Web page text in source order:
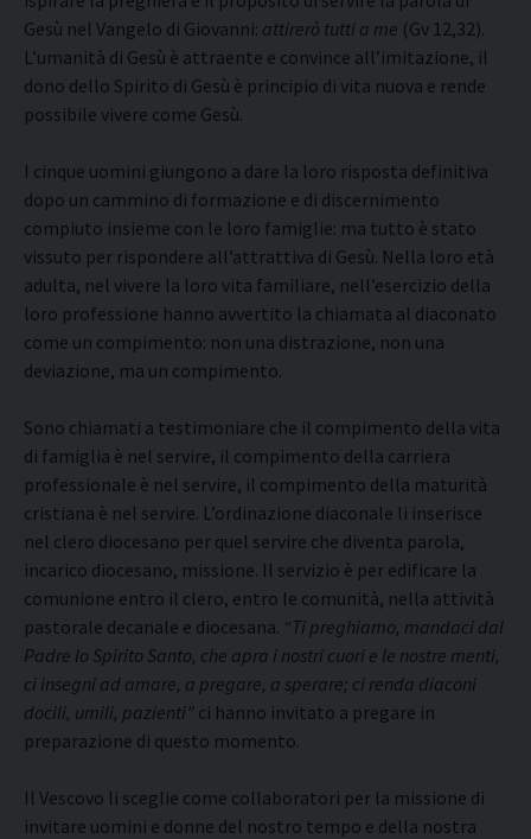
Gesù nel Vangelo di Giovanni: attirerò tutti a me (Gv 12,32).
L’umanità di Gesù è attraente e convince all’imitazione, il
dono dello Spirito di Gesù è principio di vita nuova e rende
possibile vivere come Gesù.
I cinque uomini giungono a dare la loro risposta definitiva
dopo un cammino di formazione e di discernimento
compiuto insieme con le loro famiglie: ma tutto è stato
vissuto per rispondere all’attrattiva di Gesù. Nella loro età
adulta, nel vivere la loro vita familiare, nell’esercizio della
loro professione hanno avvertito la chiamata al diaconato
come un compimento: non una distrazione, non una
deviazione, ma un compimento.
Sono chiamati a testimoniare che il compimento della vita
di famiglia è nel servire, il compimento della carriera
professionale è nel servire, il compimento della maturità
cristiana è nel servire. L’ordinazione diaconale li inserisce
nel clero diocesano per quel servire che diventa parola,
incarico diocesano, missione. Il servizio è per edificare la
comunione entro il clero, entro le comunità, nella attività
pastorale decanale e diocesana. “Ti preghiamo, mandaci dal
Padre lo Spirito Santo, che apra i nostri cuori e le nostre menti,
ci insegni ad amare, a pregare, a sperare; ci renda diaconi
docili, umili, pazienti” ci hanno invitato a pregare in
preparazione di questo momento.
Il Vescovo li sceglie come collaboratori per la missione di
invitare uomini e donne del nostro tempo e della nostra